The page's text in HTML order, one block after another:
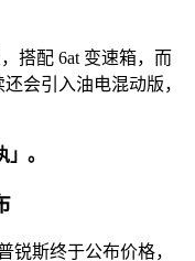
搭配 6at 变速箱，而
会引入油电混动版，
。
锐斯终于公布价格，